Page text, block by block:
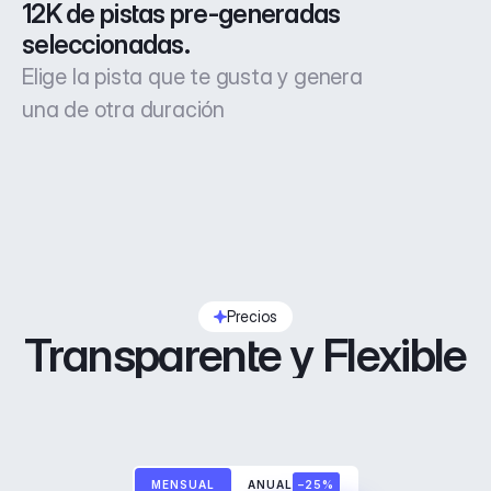
12K de pistas pre-generadas
seleccionadas.
Elige la pista que te gusta y genera
una de otra duración
Precios
Transparente y Flexible
MENSUAL ANUAL –25%